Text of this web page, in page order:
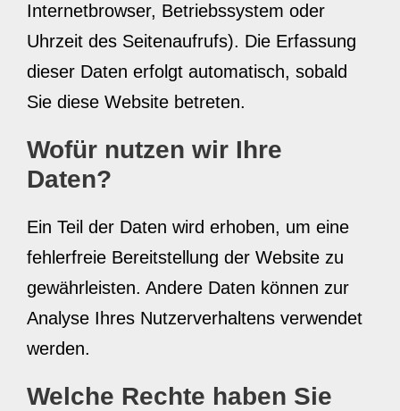
Internetbrowser, Betriebssystem oder
Uhrzeit des Seitenaufrufs). Die Erfassung
dieser Daten erfolgt automatisch, sobald
Sie diese Website betreten.
Wofür nutzen wir Ihre
Daten?
Ein Teil der Daten wird erhoben, um eine
fehlerfreie Bereitstellung der Website zu
gewährleisten. Andere Daten können zur
Analyse Ihres Nutzerverhaltens verwendet
werden.
Welche Rechte haben Sie